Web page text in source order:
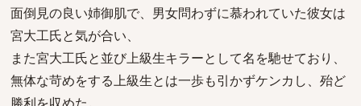
面倒見の良い姉御肌で、男女問わずに慕われていた彼女は
宮大工氏と気が合い、
また宮大工氏と並び上級生キラーとして名を馳せており、
無体な苛めをする上級生とは一歩も引かずケンカし、殆ど